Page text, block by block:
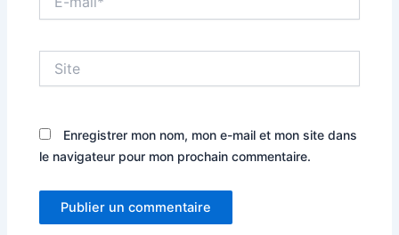
mail*
Enregistrer mon nom, mon e-mail et mon site dans
le navigateur pour mon prochain commentaire.